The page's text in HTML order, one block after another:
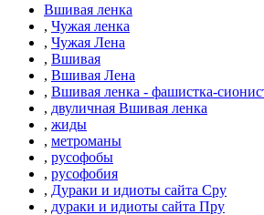
Вшивая ленка
, Чужая ленка
, Чужая Лена
, Вшивая
, Вшивая Лена
, Вшивая ленка - фашистка-
, двуличная Вшивая ленка
, жиды
, метроманы
, русофобы
, русофобия
, Дураки и идиоты сайта Сру
, дураки и идиоты сайта Пру